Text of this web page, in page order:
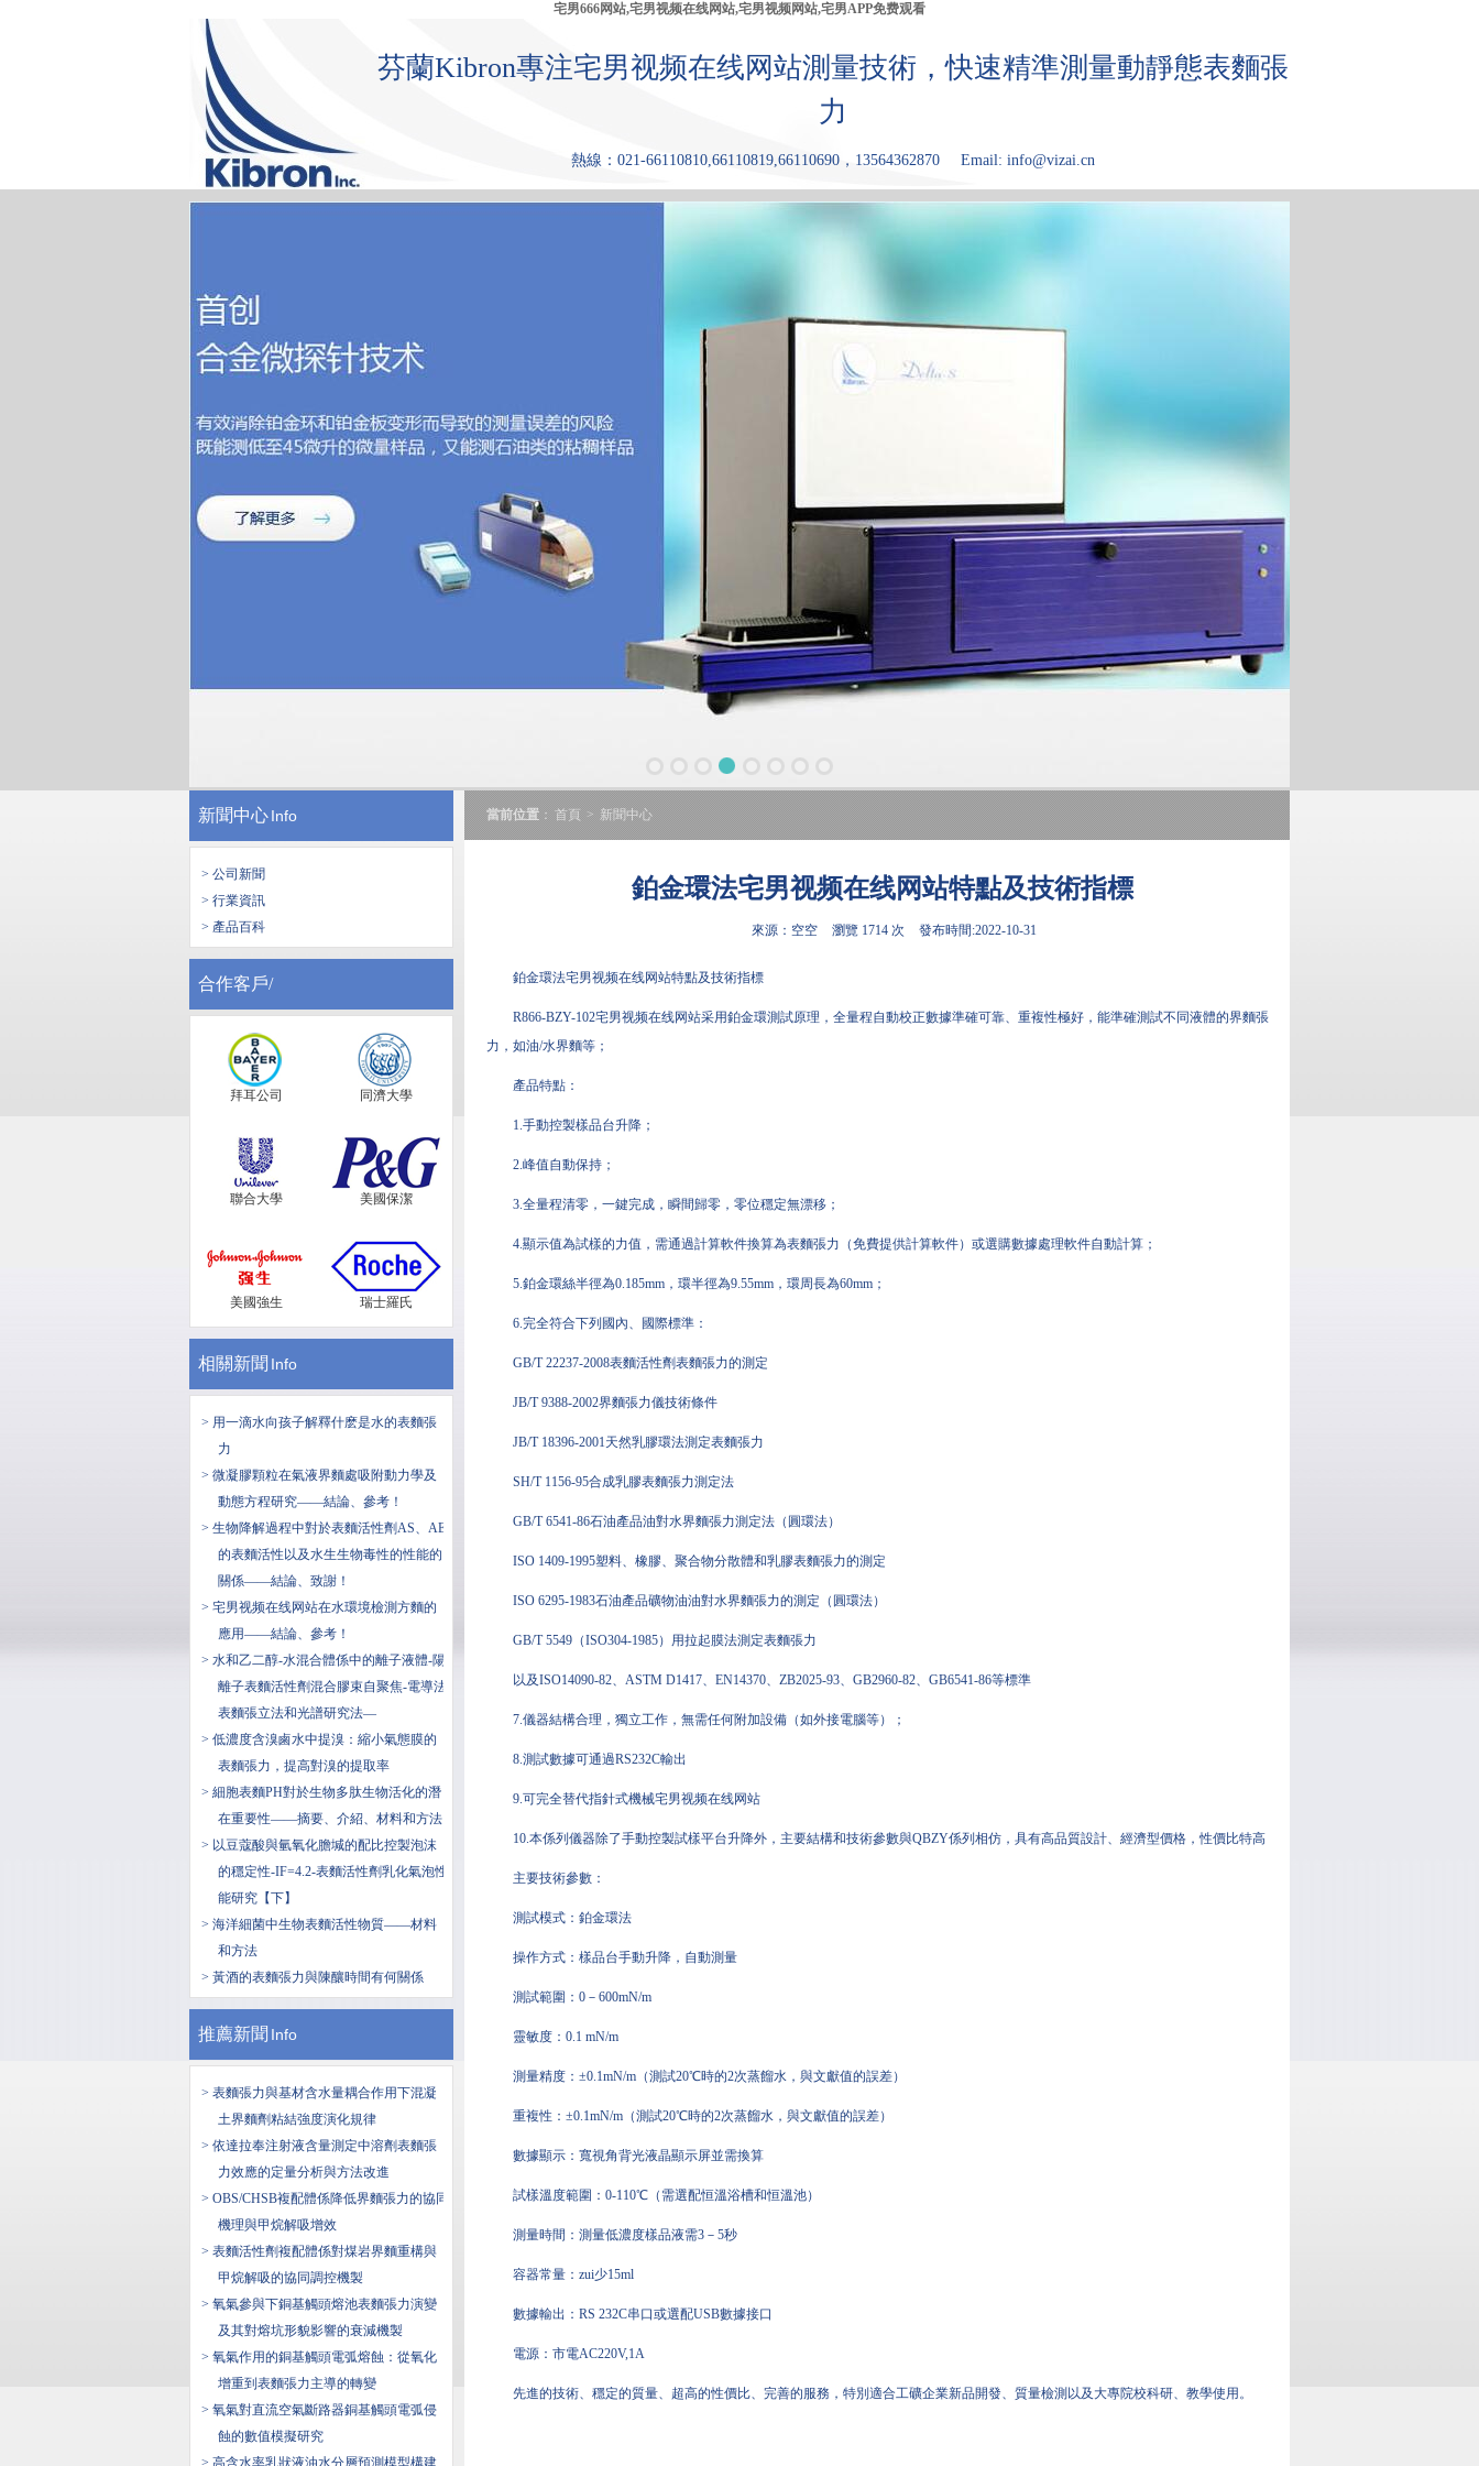
宅男666网站,宅男视频在线网站,宅男视频网站,宅男APP免费观看
芬蘭Kibron專注宅男视频在线网站測量技術，快速精準測量動靜態表麵張
力
熱線：021-66110810,66110819,66110690，13564362870 Email: info@vizai.cn
首 頁 產品中心 張力儀 宅男视频网 宅男APP免费 原理和優點 應用領域 關於Kibron 论文大厅 技术问答
新聞中心Info
> 公司新聞
> 行業資訊
> 產品百科
合作客戶/
拜耳公司 同濟大學
聯合大學 美國保潔
美國強生 瑞士羅氏
相關新聞 Info
> 用一滴水向孩子解釋什麽是水的表麵張
力
> 微凝膠顆粒在氣液界麵處吸附動力學及
動態方程研究——結論、參考！
> 生物降解過程中對於表麵活性劑AS、AE
的表麵活性以及水生生物毒性的性能的
關係——結論、致謝！
> 宅男视频在线网站在水環境檢測方麵的
應用——結論、參考！
> 水和乙二醇-水混合體係中的離子液體-陽
離子表麵活性劑混合膠束自聚焦-電導法
表麵張立法和光譜研究法—
> 低濃度含溴鹵水中提溴：縮小氣態膜的
表麵張力，提高對溴的提取率
> 細胞表麵PH對於生物多肽生物活化的潛
在重要性——摘要、介紹、材料和方法
> 以豆蔻酸與氫氧化膽堿的配比控製泡沫
的穩定性-IF=4.2-表麵活性劑乳化氣泡性
能研究【下】
> 海洋細菌中生物表麵活性物質——材料
和方法
> 黃酒的表麵張力與陳釀時間有何關係
推薦新聞 Info
> 表麵張力與基材含水量耦合作用下混凝
土界麵劑粘結強度演化規律
> 依達拉奉注射液含量測定中溶劑表麵張
力效應的定量分析與方法改進
> OBS/CHSB複配體係降低界麵張力的協同
機理與甲烷解吸增效
> 表麵活性劑複配體係對煤岩界麵重構與
甲烷解吸的協同調控機製
> 氧氣參與下銅基觸頭熔池表麵張力演變
及其對熔坑形貌影響的衰減機製
> 氧氣作用的銅基觸頭電弧熔蝕：從氧化
增重到表麵張力主導的轉變
> 氧氣對直流空氣斷路器銅基觸頭電弧侵
蝕的數值模擬研究
> 高含水率乳狀液油水分層預測模型構建
當前位置 ： 首頁 > 新聞中心
鉑金環法宅男视频在线网站特點及技術指標
來源：空空 瀏覽 1714 次 發布時間:2022-10-31
鉑金環法宅男视频在线网站特點及技術指標
R866-BZY-102宅男视频在线网站采用鉑金環測試原理，全量程自動校正數據準確可靠、重複性極好，能準確測試不同液體的界麵張
力，如油/水界麵等；
產品特點：
1.手動控製樣品台升降；
2.峰值自動保持；
3.全量程清零，一鍵完成，瞬間歸零，零位穩定無漂移；
4.顯示值為試樣的力值，需通過計算軟件換算為表麵張力（免費提供計算軟件）或選購數據處理軟件自動計算；
5.鉑金環絲半徑為0.185mm，環半徑為9.55mm，環周長為60mm；
6.完全符合下列國內、國際標準：
GB/T 22237-2008表麵活性劑表麵張力的測定
JB/T 9388-2002界麵張力儀技術條件
JB/T 18396-2001天然乳膠環法測定表麵張力
SH/T 1156-95合成乳膠表麵張力測定法
GB/T 6541-86石油產品油對水界麵張力測定法（圓環法）
ISO 1409-1995塑料、橡膠、聚合物分散體和乳膠表麵張力的測定
ISO 6295-1983石油產品礦物油油對水界麵張力的測定（圓環法）
GB/T 5549（ISO304-1985）用拉起膜法測定表麵張力
以及ISO14090-82、ASTM D1417、EN14370、ZB2025-93、GB2960-82、GB6541-86等標準
7.儀器結構合理，獨立工作，無需任何附加設備（如外接電腦等）；
8.測試數據可通過RS232C輸出
9.可完全替代指針式機械宅男视频在线网站
10.本係列儀器除了手動控製試樣平台升降外，主要結構和技術參數與QBZY係列相仿，具有高品質設計、經濟型價格，性價比特高
主要技術參數：
測試模式：鉑金環法
操作方式：樣品台手動升降，自動測量
測試範圍：0－600mN/m
靈敏度：0.1 mN/m
測量精度：±0.1mN/m（測試20℃時的2次蒸餾水，與文獻值的誤差）
重複性：±0.1mN/m（測試20℃時的2次蒸餾水，與文獻值的誤差）
數據顯示：寬視角背光液晶顯示屏並需換算
試樣溫度範圍：0-110℃（需選配恒溫浴槽和恒溫池）
測量時間：測量低濃度樣品液需3－5秒
容器常量：zui少15ml
數據輸出：RS 232C串口或選配USB數據接口
電源：市電AC220V,1A
先進的技術、穩定的質量、超高的性價比、完善的服務，特別適合工礦企業新品開發、質量檢測以及大專院校科研、教學使用。